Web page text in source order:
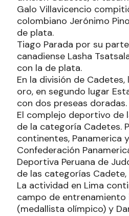
Galo Villavicencio
colombiano Jerónimo
de plata.
Tiago Parada por su
canadiense Lasha
con la de plata.
En la división de
oro, en segundo lugar
con dos preseas doradas.
El complejo deportivo de
de la categoría Cadetes.
continentes, Panamerica
Confederación
Deportiva Peruana de
de las categorías Cadete,
La actividad en Lima
campo de entrenamiento
(medallista olímpico) y